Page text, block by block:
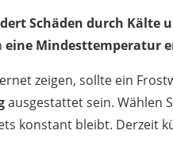
Schäden durch Kälte
eine Mindesttemperatur
zeigen, sollte ein
ausgestattet sein. Wählen
konstant bleibt. Derzeit